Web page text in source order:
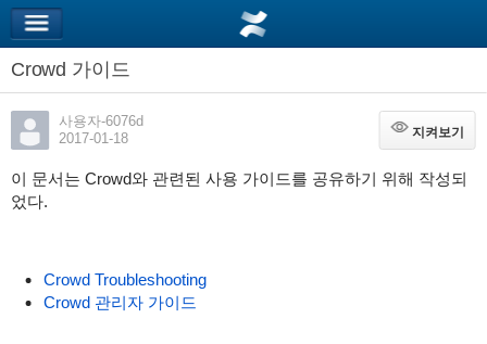
Crowd 가이드
사용자-6076d
2017-01-18
지켜보기
지켜보기
이 문서는 Crowd와 관련된 사용 가이드를 공유하기 위해 작성되
었다.
Crowd Troubleshooting
Crowd 관리자 가이드